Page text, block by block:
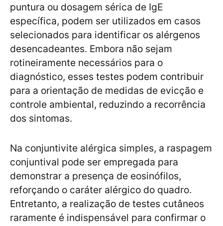
puntura ou dosagem sérica de IgE
específica, podem ser utilizados em casos
selecionados para identificar os alérgenos
desencadeantes. Embora não sejam
rotineiramente necessários para o
diagnóstico, esses testes podem contribuir
para a orientação de medidas de evicção e
controle ambiental, reduzindo a recorrência
dos sintomas.
Na conjuntivite alérgica simples, a raspagem
conjuntival pode ser empregada para
demonstrar a presença de eosinófilos,
reforçando o caráter alérgico do quadro.
Entretanto, a realização de testes cutâneos
raramente é indispensável para confirmar o